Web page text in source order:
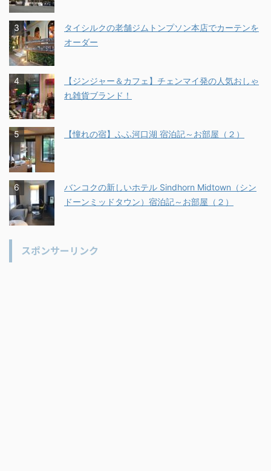
タイシルクの老舗ジムトンプソン本店でカーテンを
オーダー
【ジンジャー＆カフェ】チェンマイ発の人気おしゃ
れ雑貨ブランド！
【憧れの宿】ふふ河口湖 宿泊記～お部屋（２）
バンコクの新しいホテル Sindhorn Midtown（シン
ドーンミッドタウン）宿泊記～お部屋（２）
スポンサーリンク